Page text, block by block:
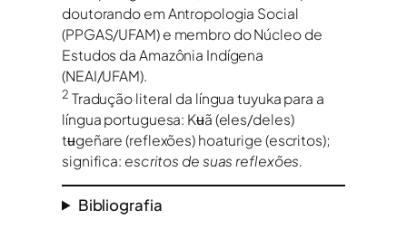
doutorando em Antropologia Social
(PPGAS/UFAM) e membro do Núcleo de
Estudos da Amazônia Indígena
(NEAI/UFAM).
2 Tradução literal da língua tuyuka para a
língua portuguesa: Kʉã (eles/deles)
tʉgeñare (reflexões) hoaturige (escritos);
significa: escritos de suas reflexões.
Bibliografia